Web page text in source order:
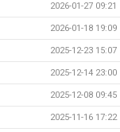
2026-01-27 09:21
2026-01-18 19:09
2025-12-23 15:07
2025-12-14 23:00
2025-12-08 09:45
2025-11-16 17:22